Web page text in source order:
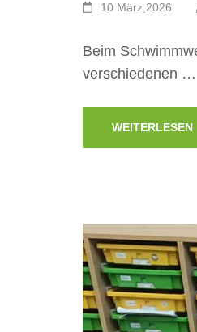
10 März,2026
Beim
verschiedenen …
WEITERLESEN